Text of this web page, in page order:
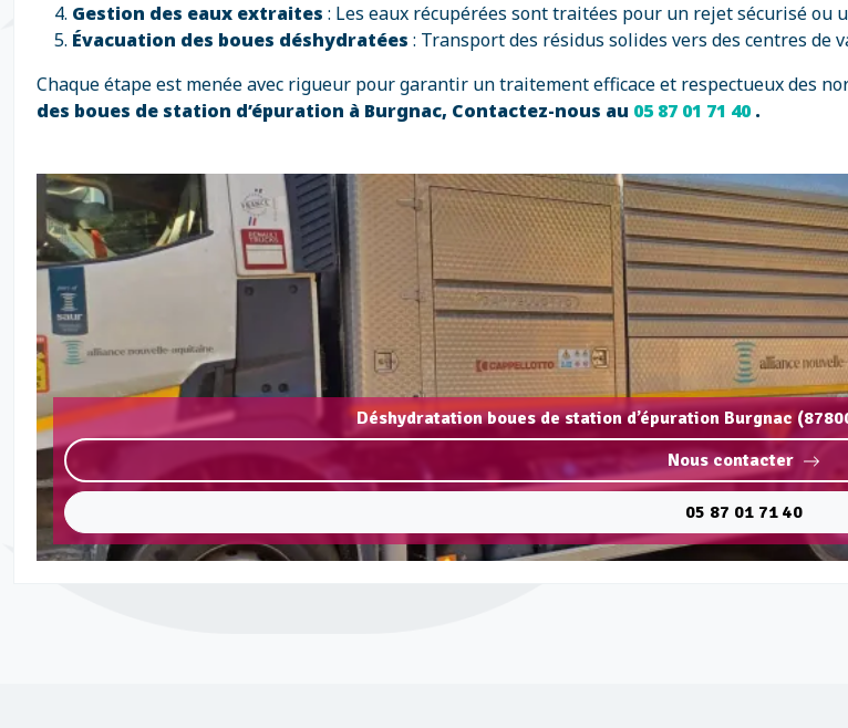
Gestion des eaux extraites : Les eaux récupérées sont traitées pour un rejet sécurisé ou
Évacuation des boues déshydratées : Transport des résidus solides vers des centres de
Chaque étape est menée avec rigueur pour garantir un traitement efficace et respectueux des
des boues de station d’épuration à Burgnac, Contactez-nous au 05 87 01 71 40.
Déshydratation boues de station d’épuration Burgnac
Nous contacter
05 87 01 71 40